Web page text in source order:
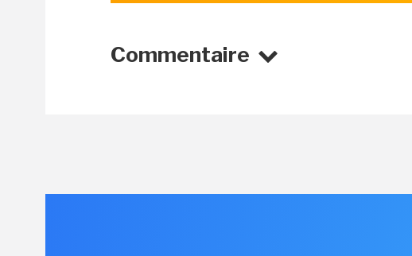
Commentaire